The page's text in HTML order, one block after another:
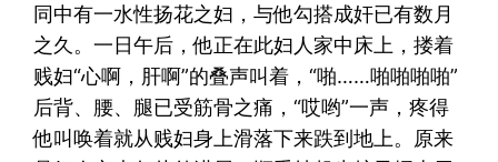
同中有一水性扬花之妇，与他勾搭成奸已有数月
之久。一日午后，他正在此妇人家中床上，搂着
贱妇“心啊，肝啊”的叠声叫着，“啪……啪啪啪啪”
后背、腰、腿已受筋骨之痛，“哎哟”一声，疼得
他叫唤着就从贱妇身上滑落下来跌到地上。原来